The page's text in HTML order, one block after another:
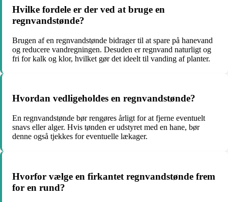
Hvilke fordele er der ved at bruge en
regnvandstønde?
Brugen af en regnvandstønde bidrager til at spare på hanevand
og reducere vandregningen. Desuden er regnvand naturligt og
fri for kalk og klor, hvilket gør det ideelt til vanding af planter.
Hvordan vedligeholdes en regnvandstønde?
En regnvandstønde bør rengøres årligt for at fjerne eventuelt
snavs eller alger. Hvis tønden er udstyret med en hane, bør
denne også tjekkes for eventuelle lækager.
Hvorfor vælge en firkantet regnvandstønde frem
for en rund?